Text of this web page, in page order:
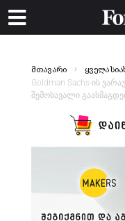
მთავარი ყველა
Goldman Sachs-ის
შემოსავალი